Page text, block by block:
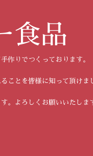
食品
作りでつくっております。
ことを皆様に知って頂けま
。よろしくお願いいたしま